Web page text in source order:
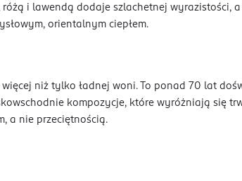
i lawendą dodaje szlachetnej wyrazistości,
orientalnym ciepłem.
niż tylko ładnej woni. To ponad 70 lat
kompozycje, które wyróżniają się
a nie przeciętnością.